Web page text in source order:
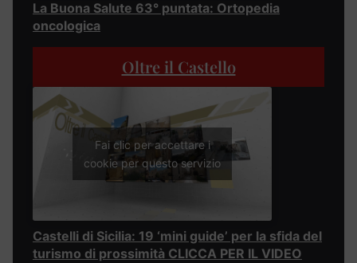
La Buona Salute 63° puntata: Ortopedia
oncologica
Oltre il Castello
Fai clic per accettare i
cookie per questo servizio
Castelli di Sicilia: 19 ‘mini guide’ per la sfida del
turismo di prossimità CLICCA PER IL VIDEO